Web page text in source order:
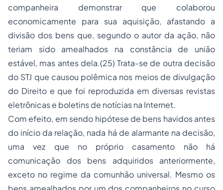
companheira demonstrar que colaborou
economicamente para sua aquisição, afastando a
divisão dos bens que, segundo o autor da ação, não
teriam sido amealhados na constância de união
estável, mas antes dela.(25) Trata-se de outra decisão
do STJ que causou polêmica nos meios de divulgação
do Direito e que foi reproduzida em diversas revistas
eletrônicas e boletins de notícias na Internet.
Com efeito, em sendo hipótese de bens havidos antes
do início da relação, nada há de alarmante na decisão,
uma vez que no próprio casamento não há
comunicação dos bens adquiridos anteriormente,
exceto no regime da comunhão universal. Mesmo os